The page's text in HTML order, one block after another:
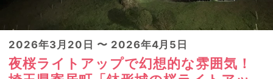
2026年3月20日 〜 2026年4月5日
夜桜ライトアップで幻想的な雰囲気！